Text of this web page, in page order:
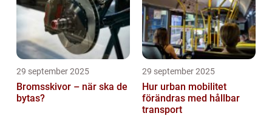
29 september 2025
Bromsskivor – när ska de
bytas?
29 september 2025
Hur urban mobilitet
förändras med hållbar
transport